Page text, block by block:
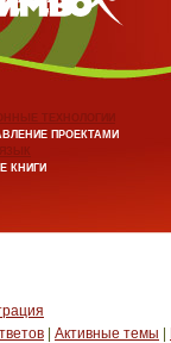
ТЕХНОЛОГИИ
ПРОЕКТАМИ
КНИГИ
Активные темы